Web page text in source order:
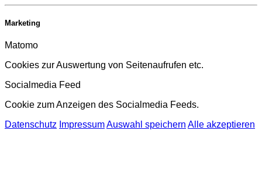
Marketing
Matomo
Cookies zur Auswertung von Seitenaufrufen etc.
Socialmedia Feed
Cookie zum Anzeigen des Socialmedia Feeds.
Datenschutz ImpressumAuswahl speichern Alle akzeptieren